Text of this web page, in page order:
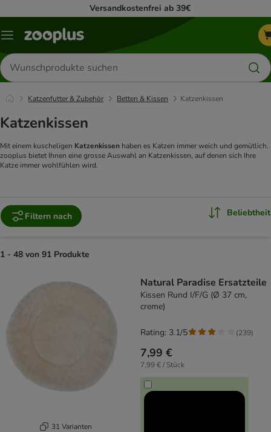
Versandkostenfrei ab 39€
Menü
Produkte
suchen
Katzenfutter & Zubehör Betten & Kissen Katzenkissen
Katzenkissen
Mit einem kuscheligen Katzenkissen haben es Katzen immer weich und gemütlich.
zooplus bietet Ihnen eine grosse Auswahl an Katzenkissen, auf denen sich Ihre
Katze immer wohlfühlen wird.
Filtern nach Beliebtheit
1 - 48 von 91 Produkte
31 Varianten
Natural Paradise Ersatzteile
Kissen Rund I/F/G (Ø 37 cm,
creme)
7,99 €
7,99 € / Stück
Rating: 3.1/5 (239)